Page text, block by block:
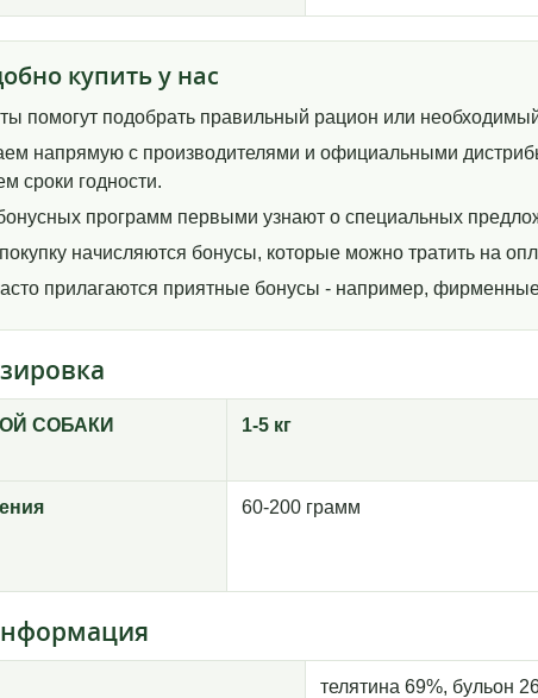
купить у нас
помогут подобрать правильный рацион или
напрямую с производителями и официальными
сроки годности.
программ первыми узнают о специальных
начисляются бонусы, которые можно тратить на
прилагаются приятные бонусы - например,
СОБАКИ 1-5 кг
60-200 грамм
телятина 69%, бульон